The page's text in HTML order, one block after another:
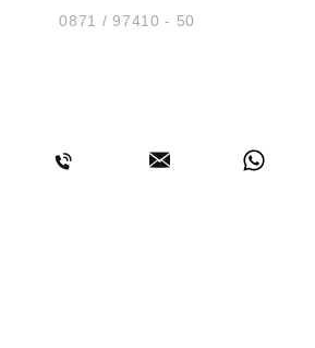
Tel.:0871 / 97410 - 50